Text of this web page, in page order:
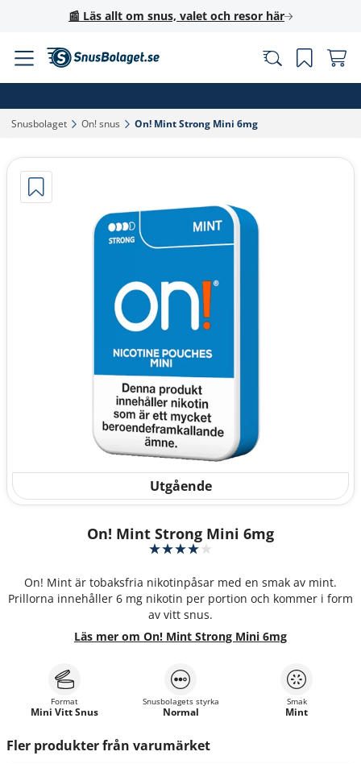
📰 Läs allt om snus, valet och resor här
Snusbolaget‎ On! snus‎ On! Mint Strong Mini 6mg‎
Utgående
On! Mint Strong Mini 6mg
On! Mint är tobaksfria nikotinpåsar med en smak av mint.
Prillorna innehåller 6 mg nikotin per portion och kommer i form
av vitt snus.
Läs mer om On! Mint Strong Mini 6mg
Format
Mini Vitt Snus
Snusbolagets styrka
Normal
Smak
Mint
Fler produkter från varumärket